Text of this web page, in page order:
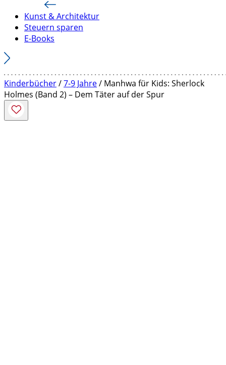
Kunst & Architektur
Steuern sparen
E-Books
Kinderbücher/7-9 Jahre/ Manhwa für Kids: Sherlock
Holmes (Band 2) – Dem Täter auf der Spur